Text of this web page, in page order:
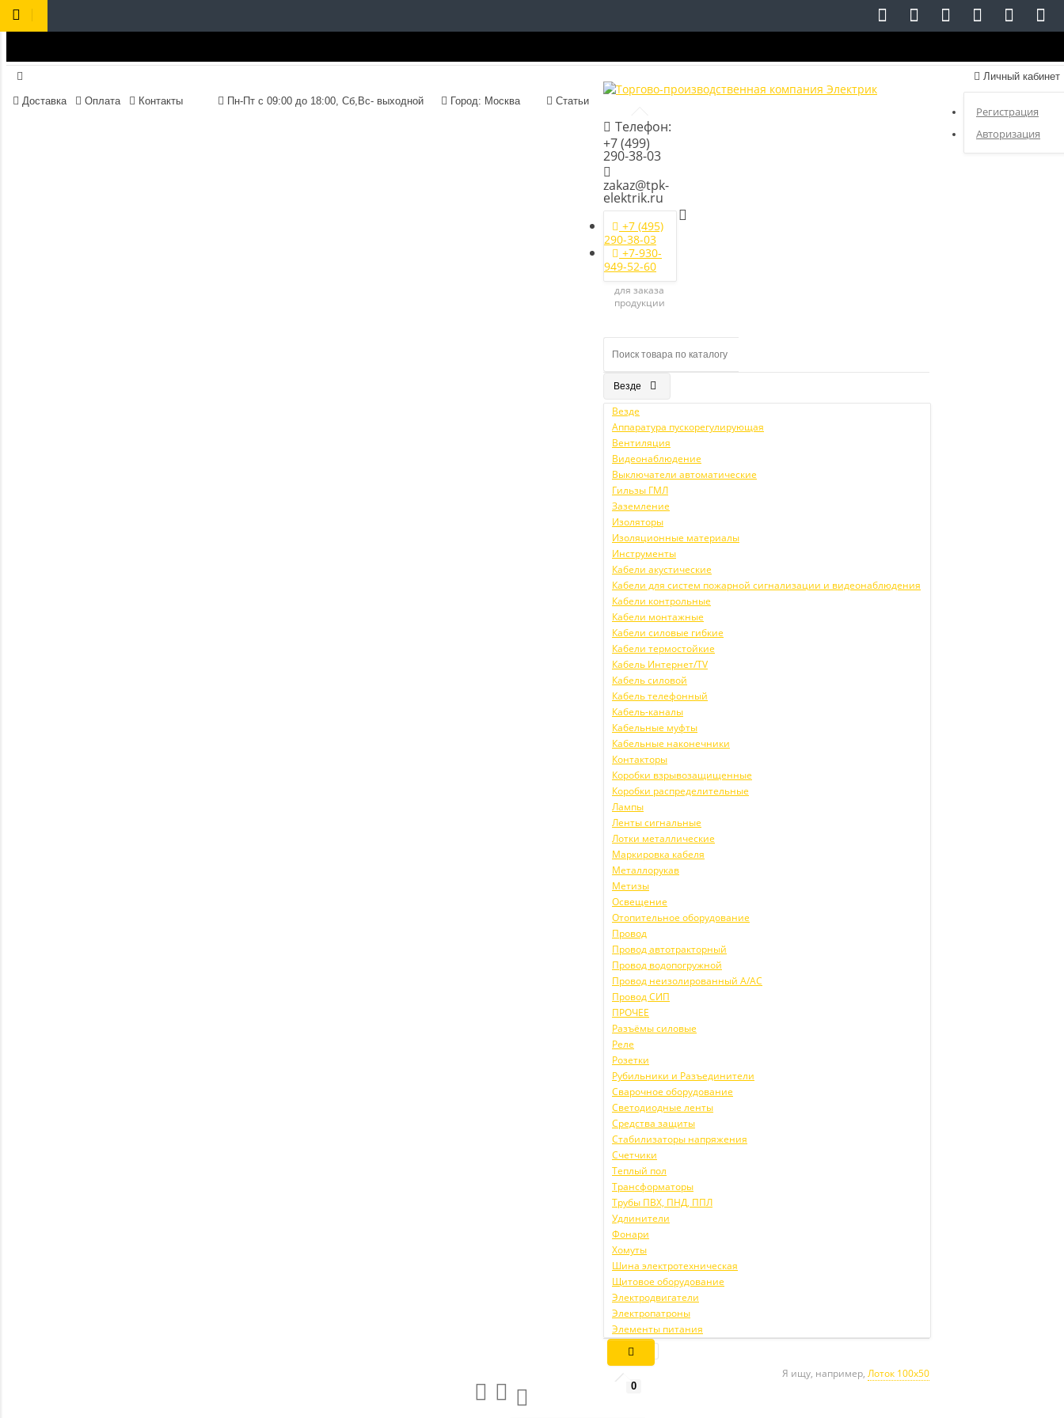
Доставка Оплата Контакты Пн-Пт с 09:00 до 18:00, Сб,Вс- выходной Город: Москва Статьи
Личный кабинет
Регистрация
Авторизация
Телефон:
+7 (499)
290-38-03
zakaz@tpk-
elektrik.ru
+7 (495)
290-38-03
+7-930-
949-52-60
для заказа
продукции
Везде
Везде
Аппаратура пускорегулирующая
Вентиляция
Видеонаблюдение
Выключатели автоматические
Гильзы ГМЛ
Заземление
Изоляторы
Изоляционные материалы
Инструменты
Кабели акустические
Кабели для систем пожарной сигнализации и видеонаблюдения
Кабели контрольные
Кабели монтажные
Кабели силовые гибкие
Кабели термостойкие
Кабель Интернет/TV
Кабель силовой
Кабель телефонный
Кабель-каналы
Кабельные муфты
Кабельные наконечники
Контакторы
Коробки взрывозащищенные
Коробки распределительные
Лампы
Ленты сигнальные
Лотки металлические
Маркировка кабеля
Металлорукав
Метизы
Освещение
Отопительное оборудование
Провод
Провод автотракторный
Провод водопогружной
Провод неизолированный А/АС
Провод СИП
ПРОЧЕЕ
Разъёмы силовые
Реле
Розетки
Рубильники и Разъединители
Сварочное оборудование
Светодиодные ленты
Средства защиты
Стабилизаторы напряжения
Счетчики
Теплый пол
Трансформаторы
Трубы ПВХ, ПНД, ППЛ
Удлинители
Фонари
Хомуты
Шина электротехническая
Щитовое оборудование
Электродвигатели
Электропатроны
Элементы питания
Я ищу, например, Лоток 100х50
0